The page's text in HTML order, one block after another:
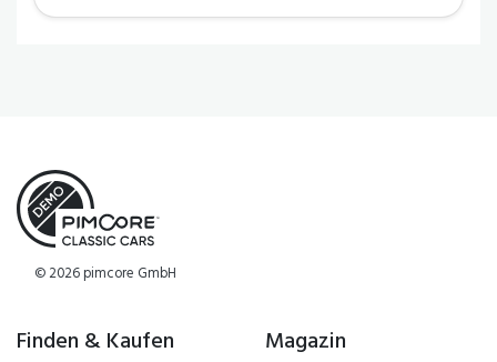
© 2026 pimcore GmbH
Finden & Kaufen Magazin